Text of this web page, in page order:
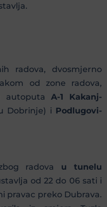
radova, dvosmjerno
od zone radova,
autoputa A-1 Kakanj-
Dobrinje) i Podlugovi-
radova u tunelu
od 22 do 06 sati i
pravac preko Dubrava.